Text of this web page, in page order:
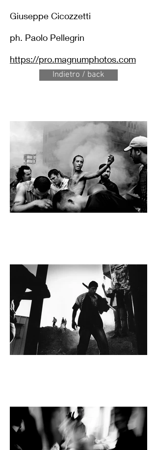
Giuseppe Cicozzetti
ph. Paolo Pellegrin
https://pro.magnumphotos.com
Indietro / back